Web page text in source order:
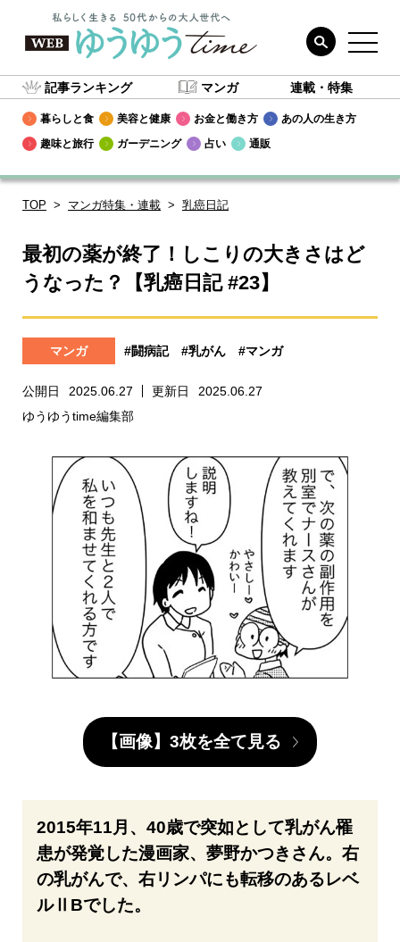
記事ランキング マンガ 連載・特集
暮らしと食 美容と健康 お金と働き方
あの人の生き方
趣味と旅行
ガーデニング 占い 通販
TOP マンガ特集・連載 乳癌日記
最初の薬が終了！しこりの大きさはど
うなった？【乳癌日記 #23】
マンガ #闘病記 #乳がん #マンガ
公開日 2025.06.27 更新日
2025.06.27
ゆうゆうtime編集部
【画像】3枚を全て見る
2015年11月、40歳で突如として乳がん罹
患が発覚した漫画家、夢野かつきさん。右
の乳がんで、右リンパにも転移のあるレベ
ルⅡBでした。